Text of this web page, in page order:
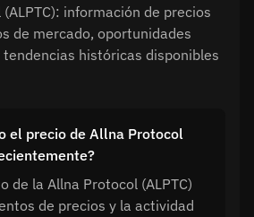
información de precios
de mercado, oportunidades
históricas disponibles
el precio de Allna Protocol
de la Allna Protocol (ALPTC)
de precios y la actividad